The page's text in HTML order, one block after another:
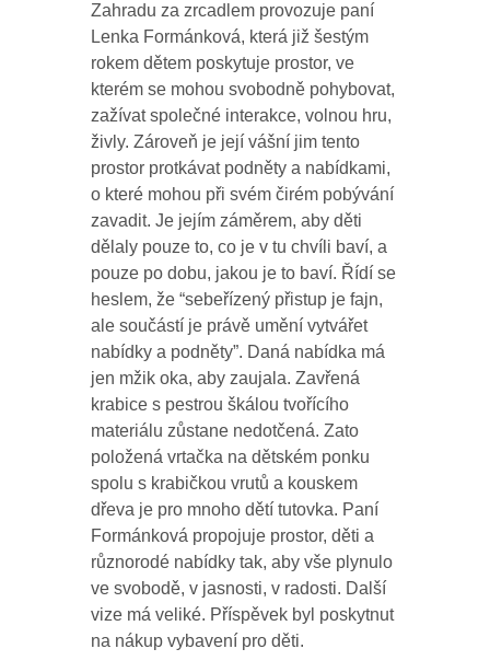
Zahradu za zrcadlem provozuje paní
Lenka Formánková, která již šestým
rokem dětem poskytuje prostor, ve
kterém se mohou svobodně pohybovat,
zažívat společné interakce, volnou hru,
živly. Zároveň je její vášní jim tento
prostor protkávat podněty a nabídkami,
o které mohou při svém čirém pobývání
zavadit. Je jejím záměrem, aby děti
dělaly pouze to, co je v tu chvíli baví, a
pouze po dobu, jakou je to baví. Řídí se
heslem, že “sebeřízený přistup je fajn,
ale součástí je právě umění vytvářet
nabídky a podněty”. Daná nabídka má
jen mžik oka, aby zaujala. Zavřená
krabice s pestrou škálou tvořícího
materiálu zůstane nedotčená. Zato
položená vrtačka na dětském ponku
spolu s krabičkou vrutů a kouskem
dřeva je pro mnoho dětí tutovka. Paní
Formánková propojuje prostor, děti a
různorodé nabídky tak, aby vše plynulo
ve svobodě, v jasnosti, v radosti. Další
vize má veliké. Příspěvek byl poskytnut
na nákup vybavení pro děti.